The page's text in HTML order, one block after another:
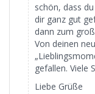
schön, dass
dir ganz gut
dann zum
Von deinen
gefallen. Viele
Liebe Grüße